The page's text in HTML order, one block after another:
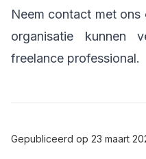
Neem contact met
organisatie kunnen
freelance professional.
Gepubliceerd op 23 maart